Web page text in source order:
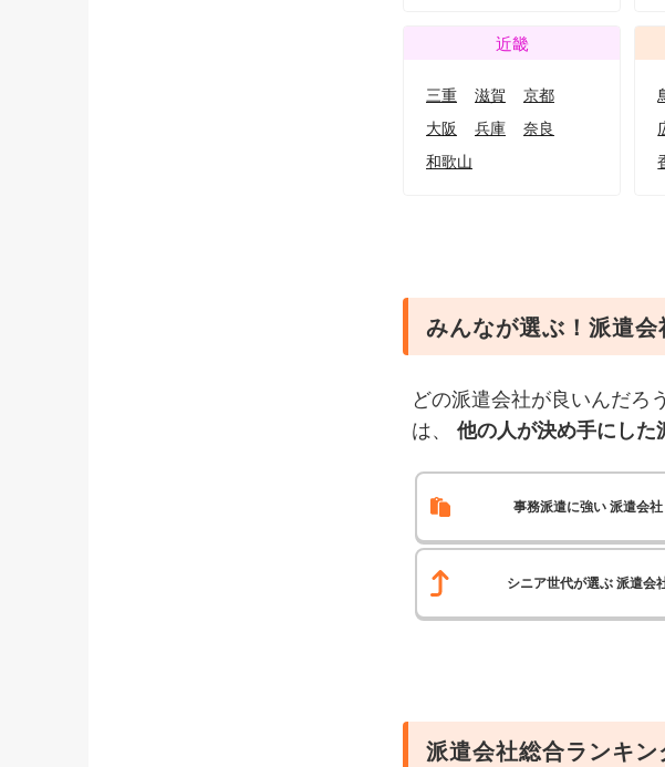
近畿
三重 滋賀
京都
大阪
兵庫
奈良
和歌山
みんなが選ぶ！派遣
どの派遣会社が良いんだろ
は、 他の人が決め手にした
事務派遣に強い派遣会社
シニア世代が選ぶ派遣会
派遣会社総合ランキン